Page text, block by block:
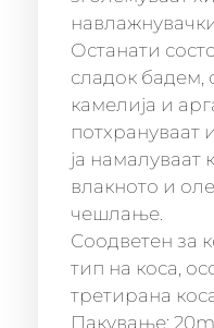
Останати
сладок бадем,
камелија и
потхрануваат
ја намалуваат
влакното и
чешлање.
Соодветен за
тип на коса,
третирана
Пакување: